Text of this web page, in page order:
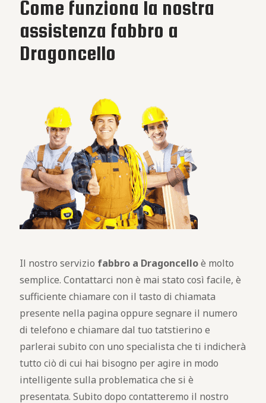
Come funziona la nostra
assistenza fabbro a
Dragoncello
Il nostro servizio fabbro a Dragoncelloè molto
semplice. Contattarci non è mai stato così facile, è
sufficiente chiamare con il tasto di chiamata
presente nella pagina oppure segnare il numero
di telefono e chiamare dal tuo tatstierino e
parlerai subito con uno specialista che ti indicherà
tutto ciò di cui hai bisogno per agire in modo
intelligente sulla problematica che si è
presentata. Subito dopo contatteremo il nostro